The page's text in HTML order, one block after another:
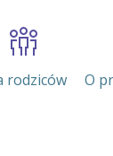
rodziców O